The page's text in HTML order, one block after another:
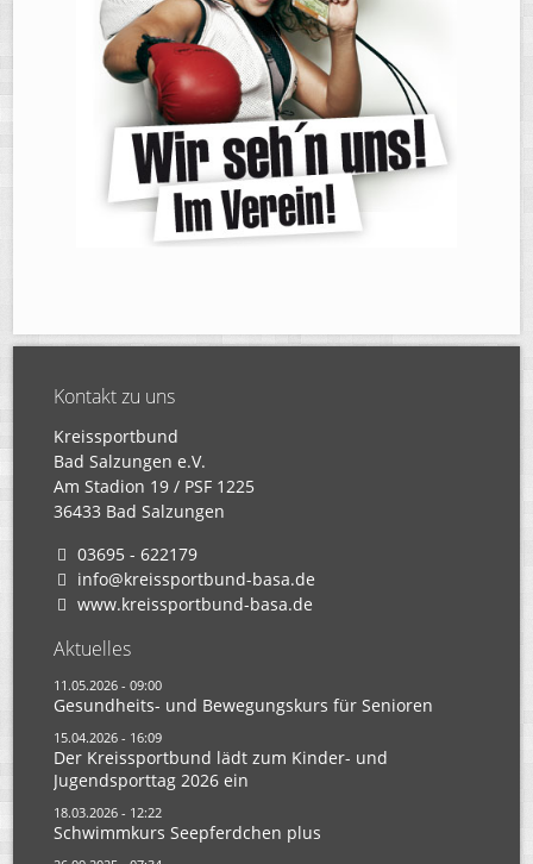
Kontakt zu uns
Kreissportbund
Bad Salzungen e.V.
Am Stadion 19 / PSF 1225
36433 Bad Salzungen
03695 - 622179
info@kreissportbund-basa.de
www.kreissportbund-basa.de
Aktuelles
11.05.2026 - 09:00
Gesundheits- und Bewegungskurs für Senioren
15.04.2026 - 16:09
Der Kreissportbund lädt zum Kinder- und
Jugendsporttag 2026 ein
18.03.2026 - 12:22
Schwimmkurs Seepferdchen plus